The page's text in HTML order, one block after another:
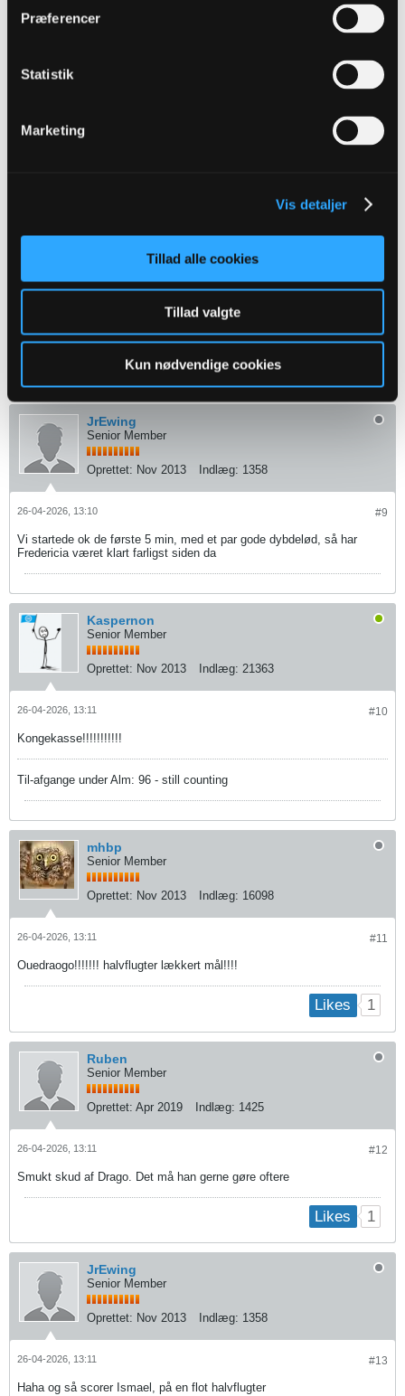
Præferencer
Statistik
Marketing
Vis detaljer
Tillad alle cookies
Tillad valgte
Kun nødvendige cookies
mhbp
#7
Fredericia med masser småspil i og omkring OBs felt - de brodere sig
Senior Member
Falk leger forsvarer - kager rundt i det, ender med stor FCF chance fra
JrEwing
Senior Member
Oprettet: Nov 2013 Indlæg: 1358
#9
26-04-2026, 13:10
Vi startede ok de første 5 min, med et par gode dybdelød, så har
Fredericia været klart farligst siden da
Kaspernon
Senior Member
Oprettet: Nov 2013 Indlæg: 21363
#10
26-04-2026, 13:11
Kongekasse!!!!!!!!!!!
Til-afgange under Alm: 96 - still counting
mhbp
Senior Member
Oprettet: Nov 2013 Indlæg: 16098
#11
26-04-2026, 13:11
Ouedraogo!!!!!!! halvflugter lækkert mål!!!!
Likes 1
Ruben
Senior Member
Oprettet: Apr 2019 Indlæg: 1425
#12
26-04-2026, 13:11
Smukt skud af Drago. Det må han gerne gøre oftere
Likes 1
JrEwing
Senior Member
Oprettet: Nov 2013 Indlæg: 1358
#13
26-04-2026, 13:11
Haha og så scorer Ismael, på en flot halvflugter